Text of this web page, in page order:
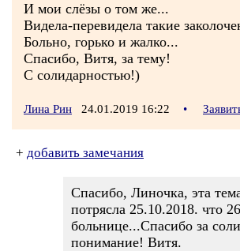
И мои слёзы о том же...
Видела-перевидела такие
Больно, горько и жалко...
Спасибо, Витя, за тему!
С солидарностью!)
Лина Рин 24.01.2019 16:22 •
+ добавить замечания
Спасибо, Линочка, эта
потрясла 25.10.2018. что
больнице...Спасибо за
понимание! Витя.